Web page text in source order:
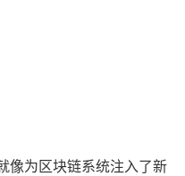
像为区块链系统注入了新